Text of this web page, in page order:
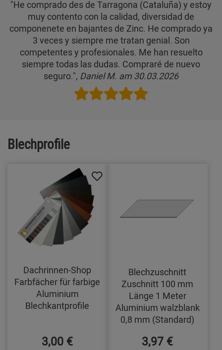
"He comprado des de Tarragona (Cataluña) y estoy
muy contento con la calidad, diversidad de
componenete en bajantes de Zinc. He comprado ya
3 veces y siempre me tratan genial. Son
competentes y profesionales. Me han resuelto
siempre todas las dudas. Compraré de nuevo
seguro.", Daniel M. am 30.03.2026
Blechprofile
Dachrinnen-Shop
Farbfächer für farbige
Aluminium
Blechkantprofile
3,00 €
Blechzuschnitt
Zuschnitt 100 mm
Länge 1 Meter
Aluminium walzblank
0,8 mm (Standard)
3,97 €